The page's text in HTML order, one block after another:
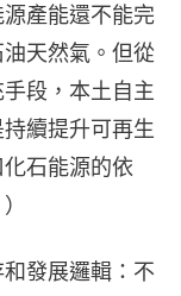
源產能還不能完
天然氣。但從
段，本土自主
續提升可再生
石能源的依
發展邏輯：不